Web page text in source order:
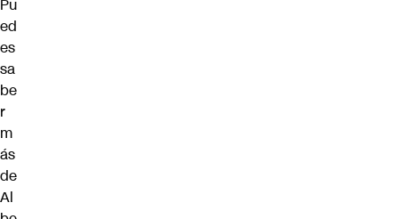
Pu
ed
es
sa
be
r
m
ás
de
Al